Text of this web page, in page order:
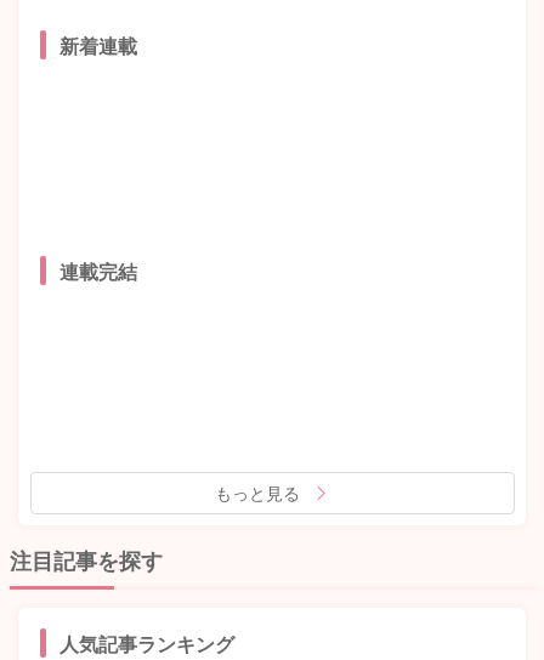
新着連載
連載完結
もっと見る
注目記事を探す
人気記事ランキング